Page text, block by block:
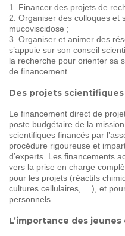
1. Financer des projets de
2. Organiser des colloques et
mucoviscidose ;
3. Organiser et animer des
s’appuie sur son conseil
la recherche pour orienter sa
de financement.
Des projets
Le financement direct de
poste budgétaire de la
scientifiques financés par
procédure rigoureuse et
d’experts. Les financements
vers la prise en charge
pour les projets (réactifs
cultures cellulaires, …), et
personnels.
L’importance des